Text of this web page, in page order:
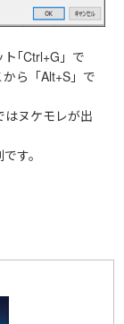
ト｢Ctrl+G」で
ら「Alt+S」で
はヌケモレが出
す。